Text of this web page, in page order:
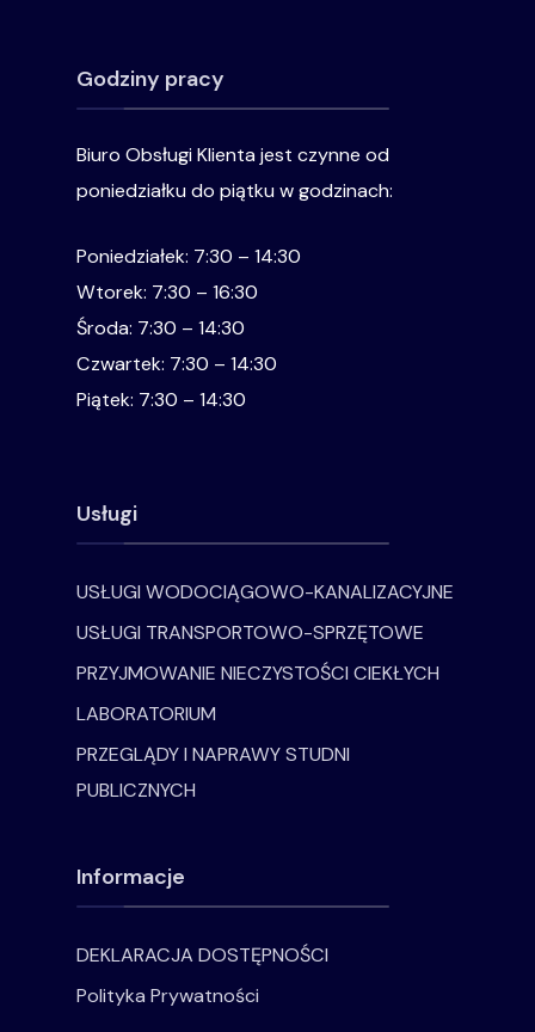
Godziny pracy
Biuro Obsługi Klienta jest czynne od
poniedziałku do piątku w godzinach:
Poniedziałek: 7:30 – 14:30
Wtorek: 7:30 – 16:30
Środa: 7:30 – 14:30
Czwartek: 7:30 – 14:30
Piątek: 7:30 – 14:30
Usługi
USŁUGI WODOCIĄGOWO-KANALIZACYJNE
USŁUGI TRANSPORTOWO-SPRZĘTOWE
PRZYJMOWANIE NIECZYSTOŚCI CIEKŁYCH
LABORATORIUM
PRZEGLĄDY I NAPRAWY STUDNI
PUBLICZNYCH
Informacje
DEKLARACJA DOSTĘPNOŚCI
Polityka Prywatności